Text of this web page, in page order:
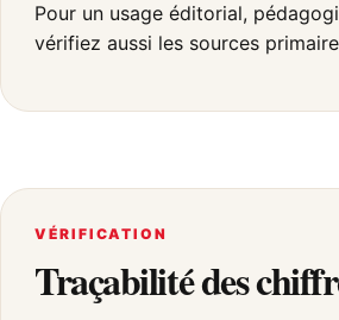
Pour un usage éditorial,
vérifiez aussi les sources
VÉRIFICATION
Traçabilité des